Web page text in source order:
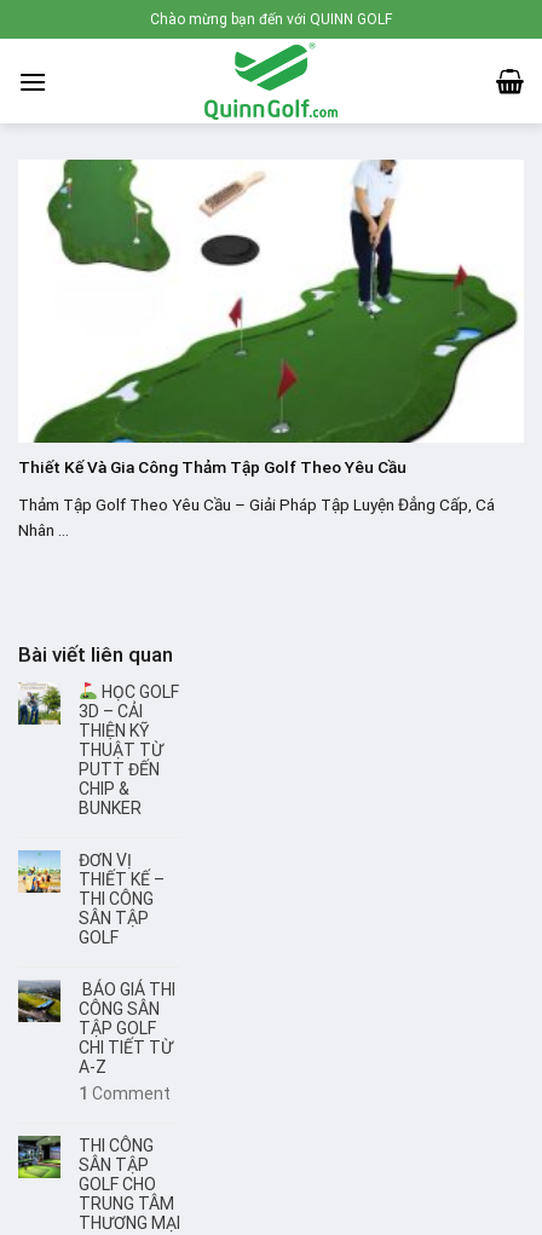
to
content
Chào mừng bạn đến với QUINN GOLF
Thiết Kế Và Gia Công Thảm Tập Golf Theo Yêu Cầu
Thảm Tập Golf Theo Yêu Cầu – Giải Pháp Tập Luyện Đẳng Cấp, Cá
Nhân ...
Bài viết liên quan
HỌC GOLF
3D – CẢI
THIỆN KỸ
THUẬT TỪ
PUTT ĐẾN
CHIP &
BUNKER
ĐƠN VỊ
THIẾT KẾ –
THI CÔNG
SÂN TẬP
GOLF
BÁO GIÁ THI
CÔNG SÂN
TẬP GOLF
CHI TIẾT TỪ
A-Z
1 Comment
THI CÔNG
SÂN TẬP
GOLF CHO
TRUNG TÂM
THƯƠNG MẠI